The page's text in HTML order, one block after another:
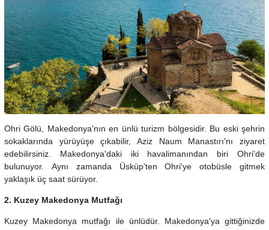
Ohri Gölü, Makedonya'nın en ünlü turizm bölgesidir. Bu eski şehrin
sokaklarında yürüyüşe çıkabilir, Aziz Naum Manastırı'nı ziyaret
edebilirsiniz. Makedonya'daki iki havalimanından biri Ohri'de
bulunuyor. Aynı zamanda Üsküp'ten Ohri'ye otobüsle gitmek
yaklaşık üç saat sürüyor.
2. Kuzey Makedonya Mutfağı
Kuzey Makedonya mutfağı ile ünlüdür. Makedonya'ya gittiğinizde